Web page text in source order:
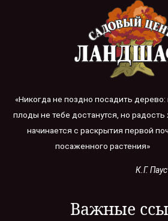
«Никогда не поздно посадить дерево:
плоды не тебе достанутся, но радость
начинается с раскрытия первой
посаженного растения»
К.Г.
Важные